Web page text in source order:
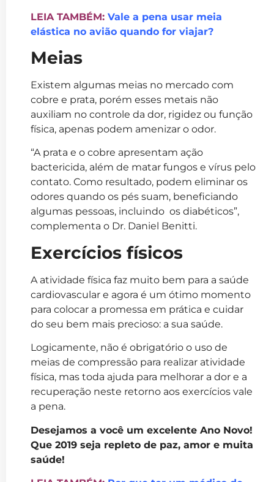
LEIA TAMBÉM: Vale a pena usar meia
elástica no avião quando for viajar?
Meias
Existem algumas meias no mercado com
cobre e prata, porém esses metais não
auxiliam no controle da dor, rigidez ou função
física, apenas podem amenizar o odor.
“A prata e o cobre apresentam ação
bactericida, além de matar fungos e vírus pelo
contato. Como resultado, podem eliminar os
odores quando os pés suam, beneficiando
algumas pessoas, incluindo os diabéticos”,
complementa o Dr. Daniel Benitti.
Exercícios físicos
A atividade física faz muito bem para a saúde
cardiovascular e agora é um ótimo momento
para colocar a promessa em prática e cuidar
do seu bem mais precioso: a sua saúde.
Logicamente, não é obrigatório o uso de
meias de compressão para realizar atividade
física, mas toda ajuda para melhorar a dor e a
recuperação neste retorno aos exercícios vale
a pena.
Desejamos a você um excelente Ano Novo!
Que 2019 seja repleto de paz, amor e muita
saúde!